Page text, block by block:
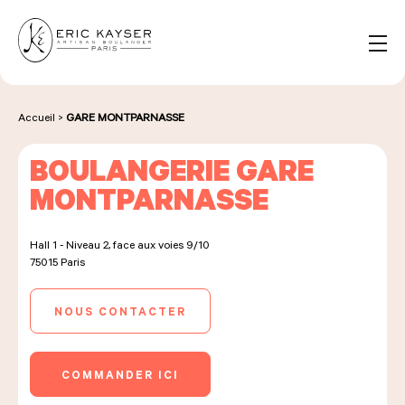
FR
NOS PRODUITS
NOS BOULANGERIES
ÉVÈNEMENTS & ENTREPRISES
Accueil > GARE MONTPARNASSE
BOULANGERIE GARE
MONTPARNASSE
Hall 1 - Niveau 2, face aux voies 9/10
75015Paris
NOUS CONTACTER
COMMANDER ICI